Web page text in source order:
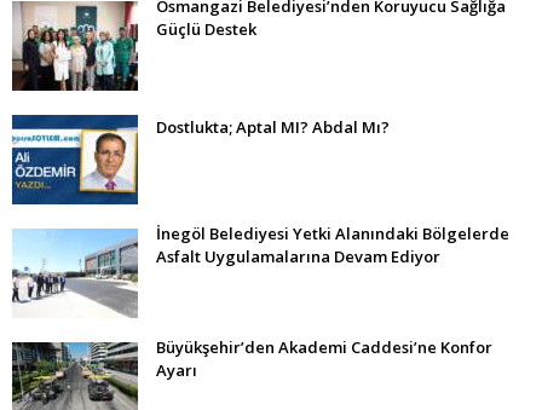
Osmangazi Belediyesi’nden Koruyucu Sağlığa
Güçlü Destek
Dostlukta; Aptal MI? Abdal Mı?
İnegöl Belediyesi Yetki Alanındaki Bölgelerde
Asfalt Uygulamalarına Devam Ediyor
Büyükşehir’den Akademi Caddesi’ne Konfor
Ayarı